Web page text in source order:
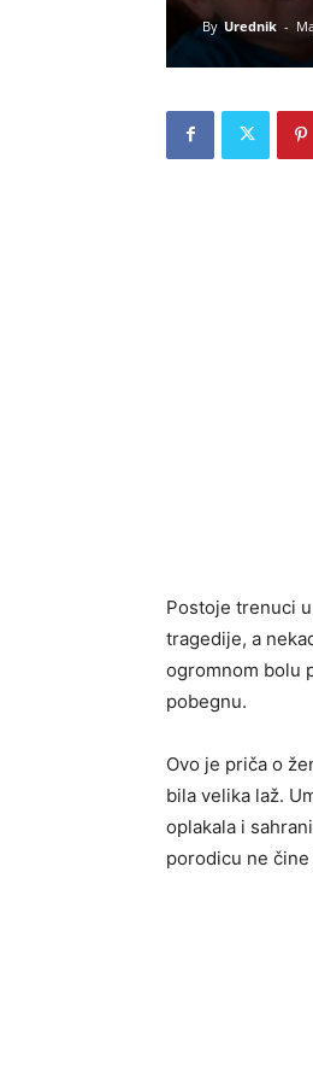
By Urednik -
Postoje trenuci
tragedije, a
ogromnom bolu
pobegnu.
Ovo je priča o
bila velika laž.
oplakala i
porodicu ne